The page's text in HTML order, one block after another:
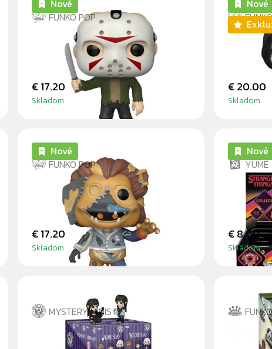
FUNKO POP
Nové
€ 17.20
Skladom
BILLY
Nové
€ 20.00
Skladom
FUNKO POP
COSTUMED MIMIC
Nové
€ 17.20
Skladom
YUME
HERO
Nové
€ 8.00
Skladom
MYSTERY MINIS
WEDNESDAY - BLINDBOX